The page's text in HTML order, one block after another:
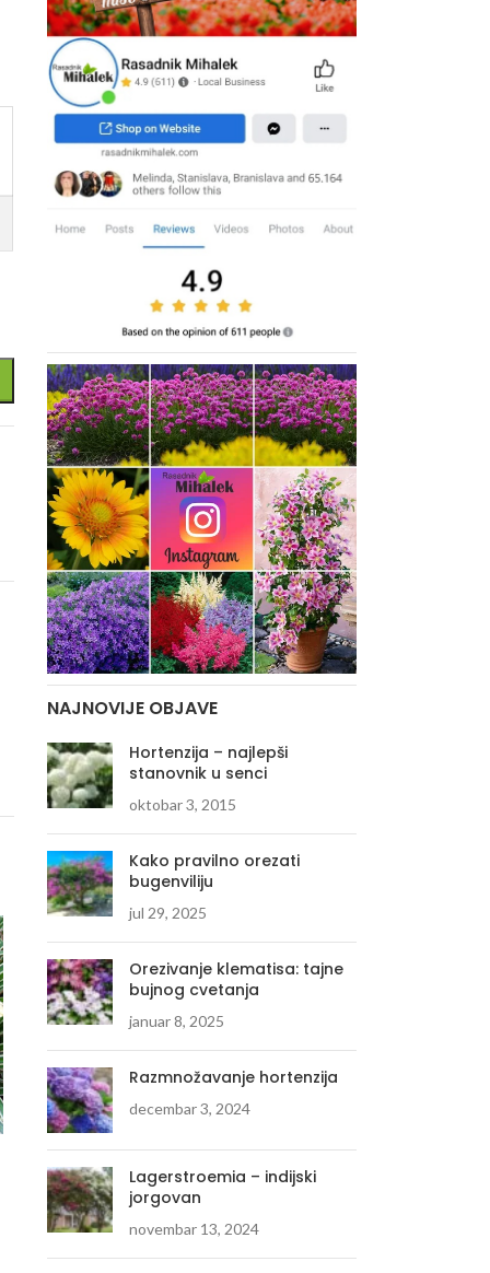
NAJNOVIJE OBJAVE
Hortenzija – najlepši
stanovnik u senci
oktobar 3, 2015
Kako pravilno orezati
bugenviliju
jul 29, 2025
Orezivanje klematisa: tajne
bujnog cvetanja
januar 8, 2025
Razmnožavanje hortenzija
decembar 3, 2024
Lagerstroemia – indijski
jorgovan
novembar 13, 2024